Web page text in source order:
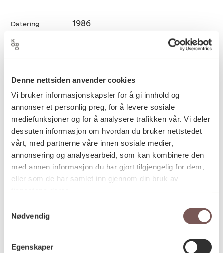
Denne nettsiden anvender cookies
Vi bruker informasjonskapsler for å gi innhold og
annonser et personlig preg, for å levere sosiale
mediefunksjoner og for å analysere trafikken vår. Vi deler
dessuten informasjon om hvordan du bruker nettstedet
vårt, med partnerne våre innen sosiale medier,
annonsering og analysearbeid, som kan kombinere den
med annen informasjon du har gjort tilgjengelig for dem,
eller som de har samlet inn gjennom din bruk av
Nødvendig
Egenskaper
Datering 1986
Kategori Maleri, Oljemaling
Teknikk og
materiale
Oljemaling på hvitt japanpapir